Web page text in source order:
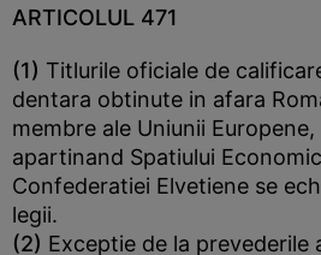
ARTICOLUL 471
(1) Titlurile oficiale de
dentara obtinute in afara
membre ale Uniunii
apartinand Spatiului
Confederatiei Elvetiene se
legii.
(2) Exceptie de la prevederile